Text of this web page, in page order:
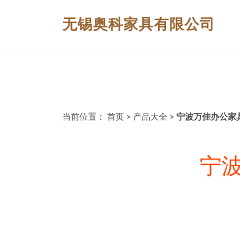
无锡奥科家具有限公司
当前位置： 首页 > 产品大全 > 宁波万佳办公家
宁